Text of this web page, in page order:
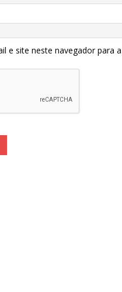
e site neste navegador para